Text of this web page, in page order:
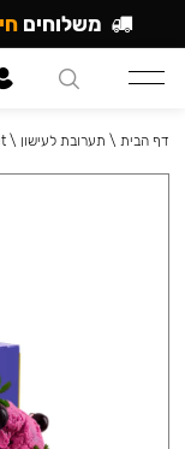
דף הבית \ תערובת לעישון \
משלוחים